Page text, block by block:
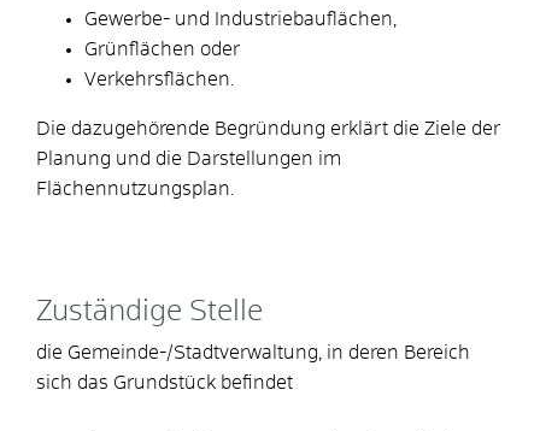
Gewerbe- und Industriebauflächen,
Grünflächen oder
Verkehrsflächen.
Die dazugehörende Begründung erklärt die Ziele der
Planung und die Darstellungen im
Flächennutzungsplan.
Zuständige Stelle
die Gemeinde-/Stadtverwaltung, in deren Bereich
sich das Grundstück befindet